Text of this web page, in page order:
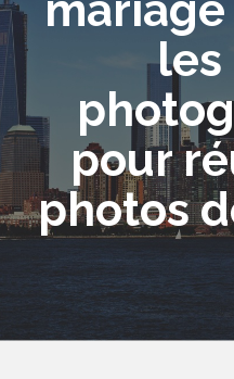
les
pour
photos